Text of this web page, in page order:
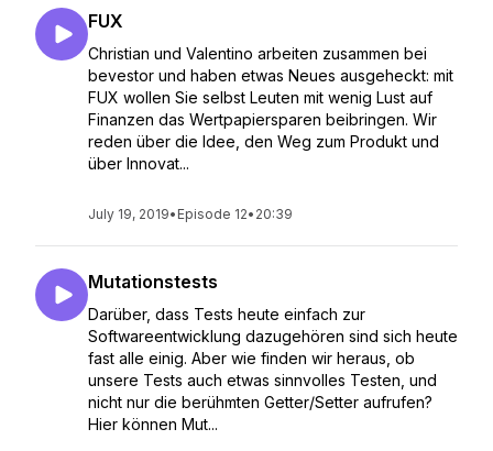
FUX
Christian und Valentino arbeiten zusammen bei
bevestor und haben etwas Neues ausgeheckt: mit
FUX wollen Sie selbst Leuten mit wenig Lust auf
Finanzen das Wertpapiersparen beibringen. Wir
reden über die Idee, den Weg zum Produkt und
über Innovat...
July 19, 2019• Episode 12• 20:39
Mutationstests
Darüber, dass Tests heute einfach zur
Softwareentwicklung dazugehören sind sich heute
fast alle einig. Aber wie finden wir heraus, ob
unsere Tests auch etwas sinnvolles Testen, und
nicht nur die berühmten Getter/Setter aufrufen?
Hier können Mut...